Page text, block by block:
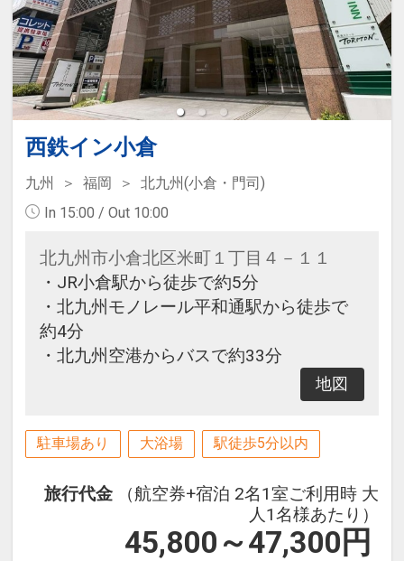
西鉄イン小倉
九州 福岡
北九州(小倉・門司)
In 15:00 / Out 10:00
北九州市小倉北区米町１丁目４－１１
・JR小倉駅から徒歩で約5分
・北九州モノレール平和通駅から徒歩で
約4分
・北九州空港からバスで約33分
地図
駐車場あり 大浴場 駅徒歩5分以内
旅行代金
（航空券+宿泊 2名1室ご利用時 大
人1名様あたり）
45,800～47,300 円